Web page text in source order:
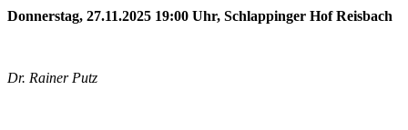
Donnerstag, 27.11.2025 19:00 Uhr, Schlappinger Hof Reisbach
Dr. Rainer Putz